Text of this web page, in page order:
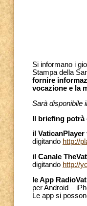
Si informano i
Stampa della
fornire
vocazione e la
Sarà disponibile
Il briefing
il VaticanPlayer
digitando http://
il Canale
digitando http://
le App
per Android –
Le app si